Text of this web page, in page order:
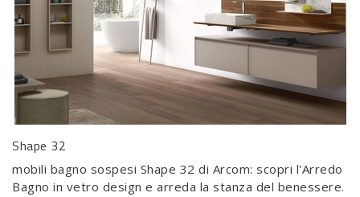
Shape 32
mobili bagno sospesi Shape 32 di Arcom: scopri l'Arredo
Bagno in vetro design e arreda la stanza del benessere.